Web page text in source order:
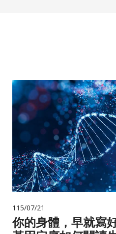
115/07/21
你的身體，早就寫